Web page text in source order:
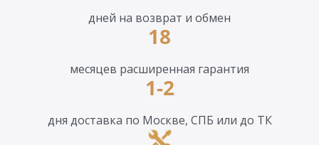
дней на возврат и обмен
18
месяцев расширенная гарантия
1-2
дня доставка по Москве, СПБ или до ТК